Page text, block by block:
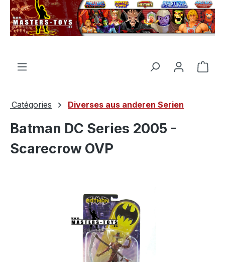
principal
Le
Catégories Diverses aus anderen Serien
Batman DC Series 2005 -
Scarecrow OVP
Ignorer la galerie d'images